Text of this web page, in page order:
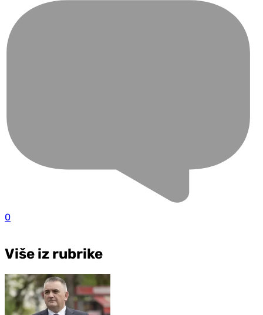
0
Više iz rubrike